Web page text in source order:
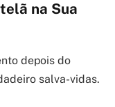
na Sua
depois do
salva-vidas.